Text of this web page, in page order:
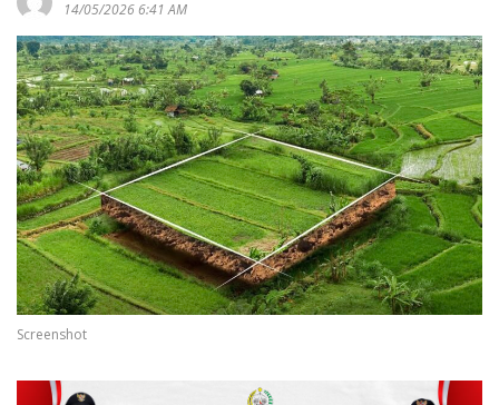
14/05/2026 6:41 AM
Screenshot